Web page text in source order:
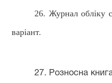
26. Журнал обліку
варіант.
27. Розносна